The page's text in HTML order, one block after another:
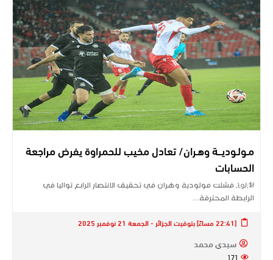
مـولـوديـــة وهـران/ تعادل مخيب للحمراوة يفرض مراجعة
الحسابات
l;gJ;$f, فشلت مولودية وهران في تحقيق الانتصار الرابع تواليا في
الرابطة المحترفة…
[22:41 مساءً] بتوقيت الجزائر - الجمعة 21 نوفمبر 2025
سيدي محمد
171